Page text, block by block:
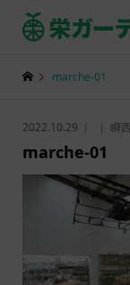
marche-01
2022.10.29 瞬
marche-01